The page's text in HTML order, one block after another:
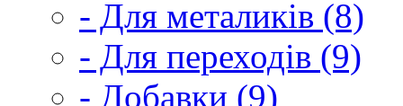
- Для металиків (8)
- Для переходів (9)
- Добавки (9)